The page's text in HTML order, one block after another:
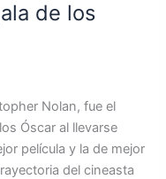
de los
Nolan, fue el
Óscar al llevarse
película y la de mejor
del cineasta